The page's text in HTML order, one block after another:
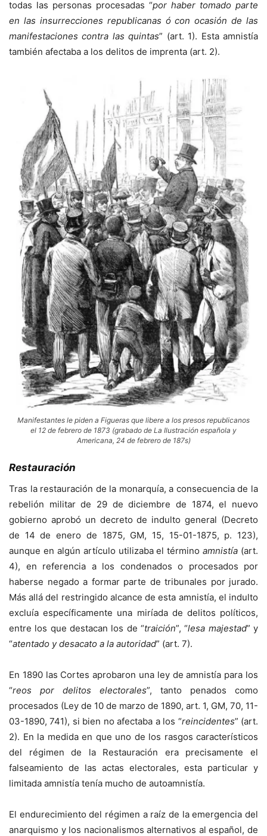
todas las personas procesadas “por haber tomado parte
en las insurrecciones republicanas ó con ocasión de las
manifestaciones contra las quintas” (art. 1). Esta amnistía
también afectaba a los delitos de imprenta (art. 2).
Manifestantes le piden a Figueras que libere a los presos republicanos
el 12 de febrero de 1873 (grabado de La Ilustración española y
Americana, 24 de febrero de 187s)
Restauración
Tras la restauración de la monarquía, a consecuencia de la
rebelión militar de 29 de diciembre de 1874, el nuevo
gobierno aprobó un decreto de indulto general (Decreto
de 14 de enero de 1875, GM, 15, 15-01-1875, p. 123),
aunque en algún artículo utilizaba el términoamnistía (art.
4), en referencia a los condenados o procesados por
haberse negado a formar parte de tribunales por jurado.
Más allá del restringido alcance de esta amnistía, el indulto
excluía específicamente una miríada de delitos políticos,
entre los que destacan los de “traición”, “lesa majestad” y
“atentado y desacato a la autoridad” (art. 7).
En 1890 las Cortes aprobaron una ley de amnistía para los
“reos por delitos electorales”, tanto penados como
procesados (Ley de 10 de marzo de 1890, art. 1, GM, 70, 11-
03-1890, 741), si bien no afectaba a los “reincidentes” (art.
2). En la medida en que uno de los rasgos característicos
del régimen de la Restauración era precisamente el
falseamiento de las actas electorales, esta particular y
limitada amnistía tenía mucho de autoamnistía.
El endurecimiento del régimen a raíz de la emergencia del
anarquismo y los nacionalismos alternativos al español, de